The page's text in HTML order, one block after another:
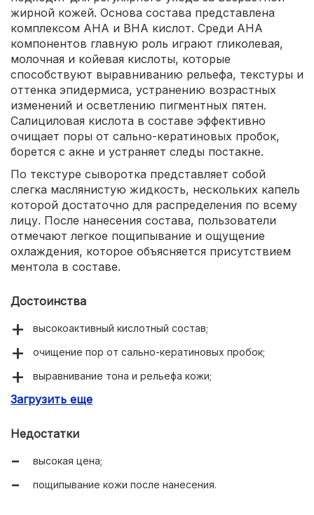
жирной кожей. Основа состава представлена
комплексом АНА и ВНА кислот. Среди АНА
компонентов главную роль играют гликолевая,
молочная и койевая кислоты, которые
способствуют выравниванию рельефа, текстуры и
оттенка эпидермиса, устранению возрастных
изменений и осветлению пигментных пятен.
Салициловая кислота в составе эффективно
очищает поры от сально-кератиновых пробок,
борется с акне и устраняет следы постакне.
По текстуре сыворотка представляет собой
слегка маслянистую жидкость, нескольких капель
которой достаточно для распределения по всему
лицу. После нанесения состава, пользователи
отмечают легкое пощипывание и ощущение
охлаждения, которое объясняется присутствием
ментола в составе.
Достоинства
высокоактивный кислотный состав;
очищение пор от сально-кератиновых пробок;
выравнивание тона и рельефа кожи;
разглаживание морщинок и кожных заломов;
Загрузить еще
Недостатки
высокая цена;
пощипывание кожи после нанесения.